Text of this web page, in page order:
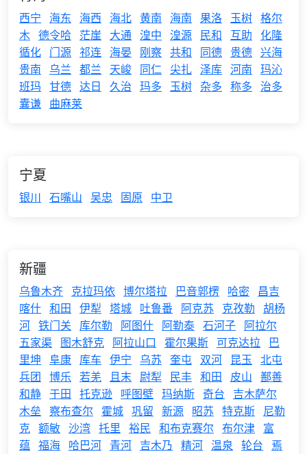
西宁 海东 海西 海北 黄南 海南 果洛 玉树 格尔
木 德令哈 茫崖 大通 湟中 湟源 民和 互助 化隆
循化 门源 祁连 海晏 刚察 共和 同德 贵德 兴海
贵南
乌兰 都兰 天峻 同仁 尖扎 泽库 河南 玛沁
班玛 甘德 达日 久治 玛多 玉树 杂多 称多
治多
囊谦 曲麻莱
宁夏
银川 石嘴山 吴忠 固原 中卫
新疆
乌鲁木齐 克拉玛依 博尔塔拉 巴音郭楞 哈密
昌吉
喀什 和田 伊犁 塔城 吐鲁番 阿克苏 克孜勒 胡杨
河 铁门关 库尔勒 阿图什 阿勒泰 石河子 阿拉尔
五家渠 图木舒克 阿拉山口 霍尔果斯 可克达拉
巴
里坤 阜康 库车 伊宁 乌苏 奎屯 双河 昆玉 北屯
兵团 博乐 若羌 且末 尉犁 民丰 和田 皮山 鄯善
和静 于田 托克逊 呼图壁 玛纳斯 奇台
吉木萨尔
木垒 察布查尔 霍城 巩留 新源 昭苏 特克斯 尼勒
克 额敏 沙湾 托里 裕民 和布克赛尔 布尔津 富
蕴 福海 哈巴河 青河 吉木乃 精河 温泉 轮台
焉